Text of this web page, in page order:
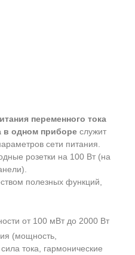
переменного тока
в одном прибореслужит
сети питания.
розетки на 100 Вт (на
полезных функций,
от 100 мВт до 2000 Вт
(мощность,
тока, гармонические